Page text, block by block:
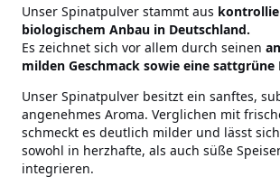
Unser Spinatpulver stammt aus
biologischem Anbau in Deutschland.
Es zeichnet sich vor allem durch seinen
milden Geschmack sowie eine sattgrüne
Unser Spinatpulver besitzt ein sanftes,
angenehmes Aroma. Verglichen mit
schmeckt es deutlich milder und lässt
sowohl in herzhafte, als auch süße
integrieren.